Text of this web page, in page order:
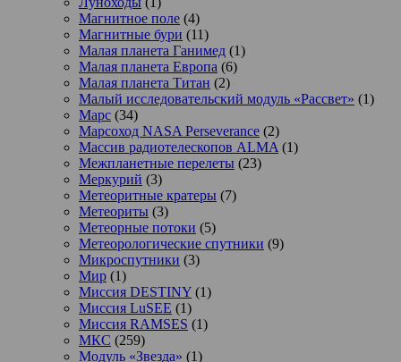
Магнитное поле (4)
Магнитные бури (11)
Малая планета Ганимед (1)
Малая планета Европа (6)
Малая планета Титан (2)
Малый исследовательский модуль «Рассвет» (1)
Марс (34)
Марсоход NASA Perseverance (2)
Массив радиотелескопов ALMA (1)
Межпланетные перелеты (23)
Меркурий (3)
Метеоритные кратеры (7)
Метеориты (3)
Метеорные потоки (5)
Метеорологические спутники (9)
Микроспутники (3)
Мир (1)
Миссия DESTINY (1)
Миссия LuSEE (1)
Миссия RAMSES (1)
МКС (259)
Модуль «Звезда» (1)